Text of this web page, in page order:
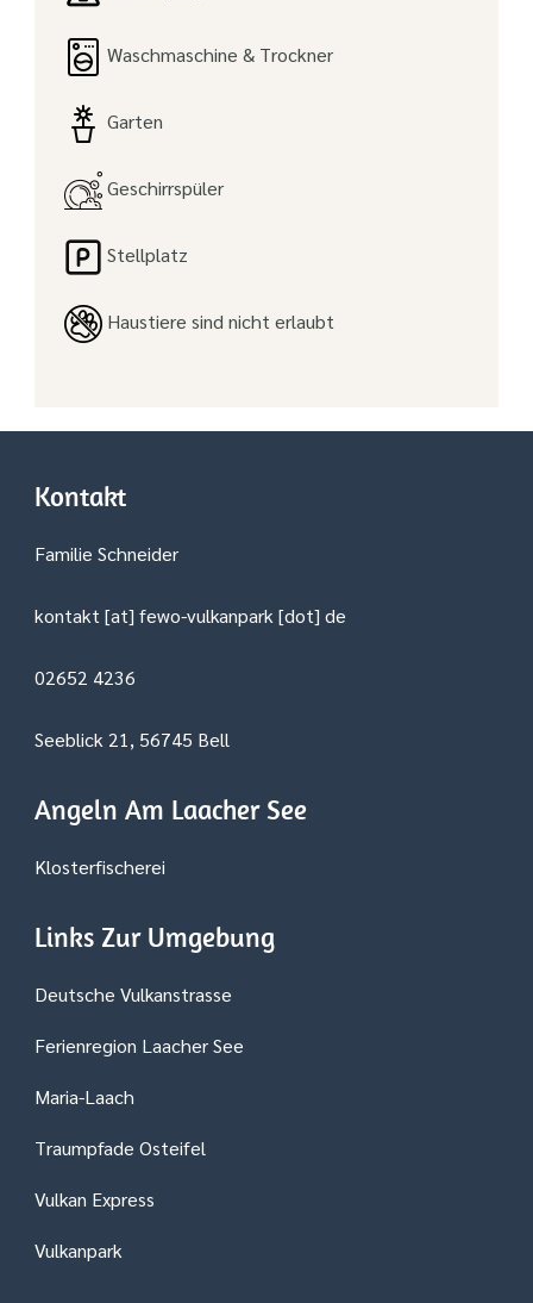
Waschmaschine & Trockner
Garten
Geschirrspüler
Stellplatz
Haustiere sind nicht erlaubt
Kontakt
Familie Schneider
kontakt [at] fewo-vulkanpark [dot] de
02652 4236
Seeblick 21, 56745 Bell
Angeln Am Laacher See
Klosterfischerei
Links Zur Umgebung
Deutsche Vulkanstrasse
Ferienregion Laacher See
Maria-Laach
Traumpfade Osteifel
Vulkan Express
Vulkanpark